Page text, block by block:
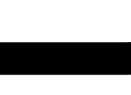
social, política y
de publicaciones,